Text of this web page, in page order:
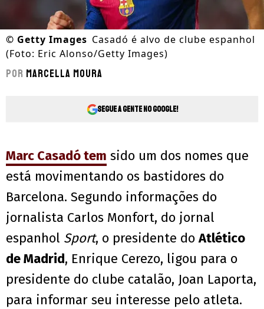
© Getty Images Casadó é alvo de clube espanhol
(Foto: Eric Alonso/Getty Images)
Por Marcella Moura
Segue a gente no Google!
Marc Casadótem sido um dos nomes que
está movimentando os bastidores do
Barcelona. Segundo informações do
jornalista Carlos Monfort, do jornal
espanhol Sport, o presidente doAtlético
de Madrid, Enrique Cerezo, ligou para o
presidente do clube catalão, Joan Laporta,
para informar seu interesse pelo atleta.